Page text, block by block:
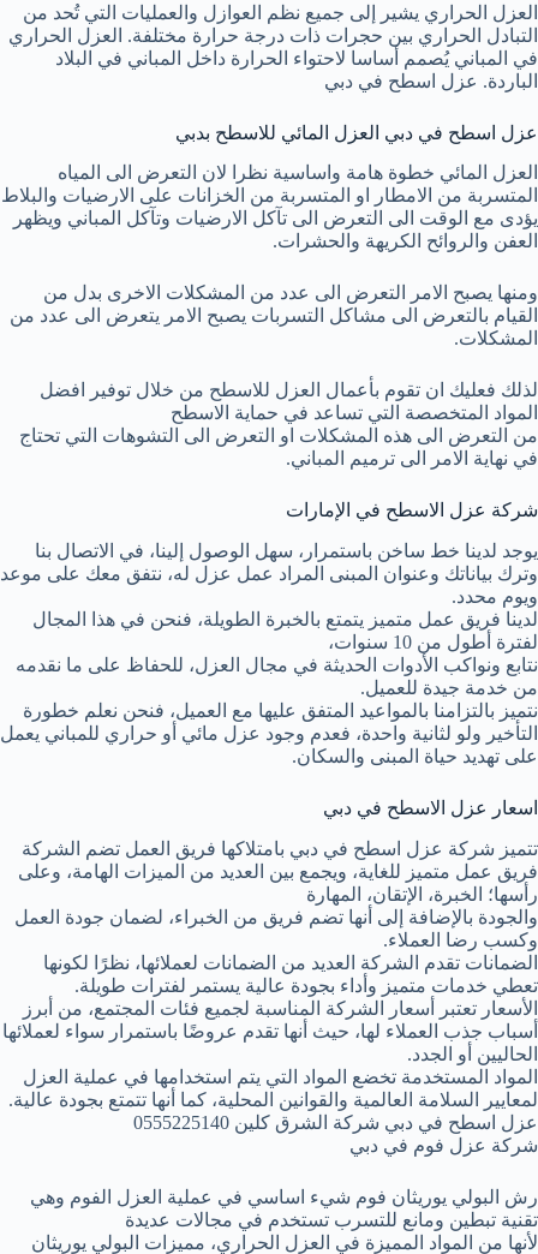
العزل الحراري يشير إلى جميع نظم العوازل والعمليات التي تُحد من
التبادل الحراري بين حجرات ذات درجة حرارة مختلفة. العزل الحراري
في المباني يُصمم أساسا لاحتواء الحرارة داخل المباني في البلاد
الباردة. عزل اسطح في دبي
عزل اسطح في دبي العزل المائي للاسطح بدبي
العزل المائي خطوة هامة واساسية نظرا لان التعرض الى المياه
المتسربة من الامطار او المتسربة من الخزانات على الارضيات والبلاط
يؤدى مع الوقت الى التعرض الى تآكل الارضيات وتآكل المباني ويظهر
العفن والروائح الكريهة والحشرات.
ومنها يصبح الامر التعرض الى عدد من المشكلات الاخرى بدل من
القيام بالتعرض الى مشاكل التسربات يصبح الامر يتعرض الى عدد من
المشكلات.
لذلك فعليك ان تقوم بأعمال العزل للاسطح من خلال توفير افضل
المواد المتخصصة التي تساعد في حماية الاسطح
من التعرض الى هذه المشكلات او التعرض الى التشوهات التي تحتاج
في نهاية الامر الى ترميم المباني.
شركة عزل الاسطح في الإمارات
يوجد لدينا خط ساخن باستمرار، سهل الوصول إلينا، في الاتصال بنا
وترك بياناتك وعنوان المبنى المراد عمل عزل له، نتفق معك على موعد
ويوم محدد.
لدينا فريق عمل متميز يتمتع بالخبرة الطويلة، فنحن في هذا المجال
لفترة أطول من 10 سنوات،
نتابع ونواكب الأدوات الحديثة في مجال العزل، للحفاظ على ما نقدمه
من خدمة جيدة للعميل.
نتميز بالتزامنا بالمواعيد المتفق عليها مع العميل، فنحن نعلم خطورة
التأخير ولو لثانية واحدة، فعدم وجود عزل مائي أو حراري للمباني يعمل
على تهديد حياة المبنى والسكان.
اسعار عزل الاسطح في دبي
تتميز شركة عزل اسطح في دبي بامتلاكها فريق العمل تضم الشركة
فريق عمل متميز للغاية، ويجمع بين العديد من الميزات الهامة، وعلى
رأسها؛ الخبرة، الإتقان، المهارة
والجودة بالإضافة إلى أنها تضم فريق من الخبراء، لضمان جودة العمل
وكسب رضا العملاء.
الضمانات تقدم الشركة العديد من الضمانات لعملائها، نظرًا لكونها
تعطي خدمات متميز وأداء بجودة عالية يستمر لفترات طويلة.
الأسعار تعتبر أسعار الشركة المناسبة لجميع فئات المجتمع، من أبرز
أسباب جذب العملاء لها، حيث أنها تقدم عروضًا باستمرار سواء لعملائها
الحاليين أو الجدد.
المواد المستخدمة تخضع المواد التي يتم استخدامها في عملية العزل
لمعايير السلامة العالمية والقوانين المحلية، كما أنها تتمتع بجودة عالية.
عزل اسطح في دبي شركة الشرق كلين 0555225140
شركة عزل فوم في دبي
رش البولي يوريثان فوم شيء اساسي في عملية العزل الفوم وهي
تقنية تبطين ومانع للتسرب تستخدم في مجالات عديدة
لأنها من المواد المميزة في العزل الحراري، مميزات البولي يوريثان